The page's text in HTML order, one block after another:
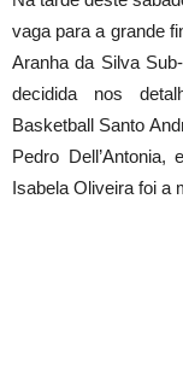
vaga para a grande
Aranha da Silva
decidida nos
Basketball Santo
Pedro
Isabela Oliveira foi a